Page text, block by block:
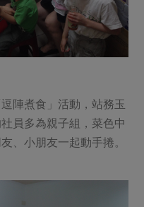
陣煮食」活動，站務玉
員多為親子組，菜色中
、小朋友一起動手捲。